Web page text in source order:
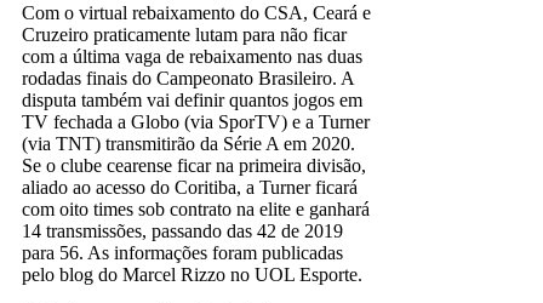
Com o virtual rebaixamento do CSA, Ceará e
Cruzeiro praticamente lutam para não ficar
com a última vaga de rebaixamento nas duas
rodadas finais do Campeonato Brasileiro. A
disputa também vai definir quantos jogos em
TV fechada a Globo (via SporTV) e a Turner
(via TNT) transmitirão da Série A em 2020.
Se o clube cearense ficar na primeira divisão,
aliado ao acesso do Coritiba, a Turner ficará
com oito times sob contrato na elite e ganhará
14 transmissões, passando das 42 de 2019
para 56. As informações foram publicadas
pelo blog do Marcel Rizzo no UOL Esporte.